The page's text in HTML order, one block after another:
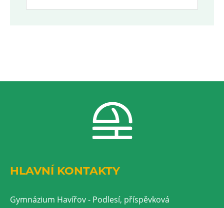
HLAVNÍ KONTAKTY
Gymnázium Havířov - Podlesí, příspěvková